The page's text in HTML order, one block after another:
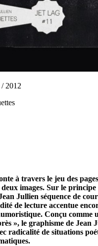
2012
à travers le jeu des
images. Sur le principe
Jullien séquence de
de lecture accentue
Conçu comme
», le graphisme de Jean
radicalité de situations